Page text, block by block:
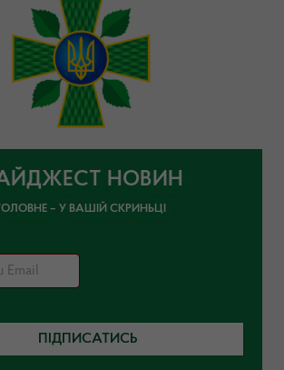
НОВИН
– У ВАШІЙ СКРИНЬЦІ
ПІДПИСАТИСЬ